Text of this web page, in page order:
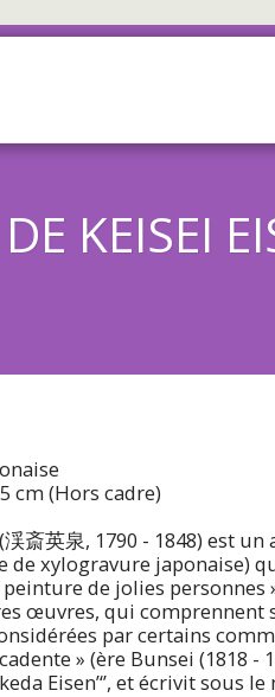
KEISEI
cm (Hors cadre)
渓斎英泉, 1790 - 1848) est
de xylogravure japonaise)
de jolies personnes
œuvres, qui comprennent
par certains
» (ère Bunsei (1818 -
Eisen’‘’, et écrivit sous le